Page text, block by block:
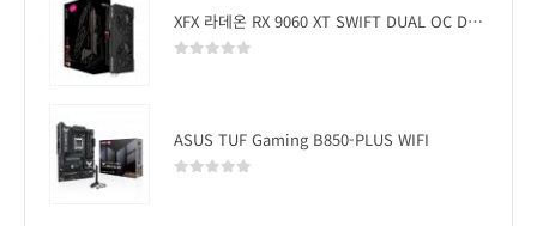
XFX 라데온 RX 9060 XT SWIFT DUAL OC D6 16GB
ASUS TUF Gaming B850-PLUS WIFI